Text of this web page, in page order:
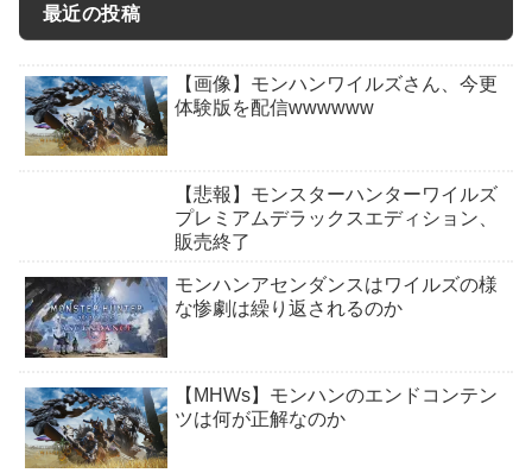
最近の投稿
【画像】モンハンワイルズさん、今更
体験版を配信wwwwww
【悲報】モンスターハンターワイルズ
プレミアムデラックスエディション、
販売終了
モンハンアセンダンスはワイルズの様
な惨劇は繰り返されるのか
【MHWs】モンハンのエンドコンテン
ツは何が正解なのか